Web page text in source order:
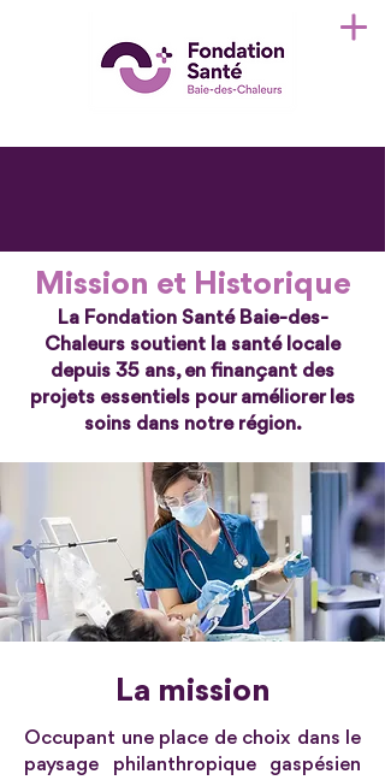
Mission et Historique
La Fondation Santé Baie-des-
Chaleurs soutient la santé locale
depuis 35 ans, en finançant des
projets essentiels pour améliorer les
soins dans notre région.
La mission
Occupant une place de choix dans le
paysage philanthropique gaspésien